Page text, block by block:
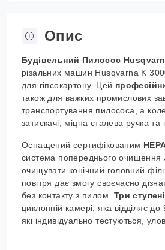
Опис
Будівельний Пилосос
різальних машин Husqvarna K
для гіпсокартону. Цей
також для важких промислових
транспортування пилососа, а
затискачі, міцна сталева ручка
Оснащений сертифікованим
система попереднього очищення
очищувати конічний головний
повітря дає змогу своєчасно
без контакту з пилом. Три
циклонній камері, яка відділяє
які індивідуально тестуються,